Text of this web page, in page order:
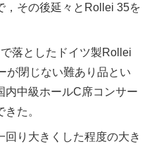
，その後延々とRollei 35を
落としたドイツ製Rollei
が閉じない難あり品とい
内中級ホールC席コンサー
た。
り大きくした程度の大き